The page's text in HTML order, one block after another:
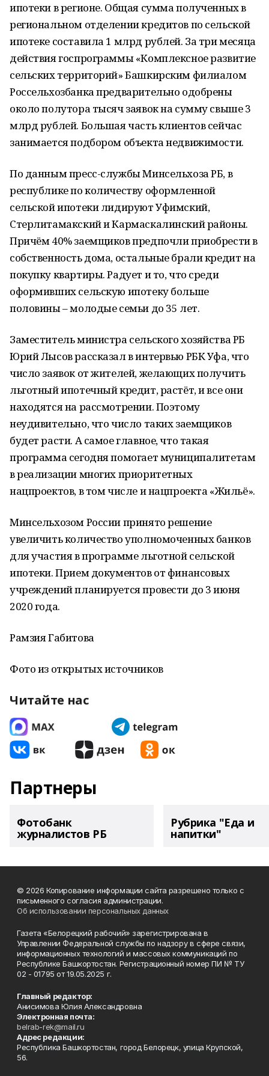
ипотеки в регионе. Общая сумма полученных в
региональном отделении кредитов по сельской
ипотеке составила 1 млрд рублей. За три месяца
действия госпрограммы «Комплексное развитие
сельских территорий» Башкирским филиалом
Россельхозбанка предварительно одобрены
около полутора тысяч заявок на сумму свыше 3
млрд рублей. Большая часть клиентов сейчас
занимается подбором объекта недвижимости.
По данным пресс-службы Минсельхоза РБ, в
республике по количеству оформленной
сельской ипотеки лидируют Уфимский,
Стерлитамакский и Кармаскалинский районы.
Причём 40% заемщиков предпочли приобрести в
собственность дома, остальные брали кредит на
покупку квартиры. Радует и то, что среди
оформивших сельскую ипотеку больше
половины – молодые семьи до 35 лет.
Заместитель министра сельского хозяйства РБ
Юрий Лысов рассказал в интервью РБК Уфа, что
число заявок от жителей, желающих получить
льготный ипотечный кредит, растёт, и все они
находятся на рассмотрении. Поэтому
неудивительно, что число таких заемщиков
будет расти. А самое главное, что такая
программа сегодня помогает муниципалитетам
в реализации многих приоритетных
нацпроектов, в том числе и нацпроекта «Жильё».
Минсельхозом России принято решение
увеличить количество уполномоченных банков
для участия в программе льготной сельской
ипотеки. Прием документов от финансовых
учреждений планируется провести до 3 июня
2020 года.
Рамзия Габитова
Фото из открытых источников
Читайте нас
Партнеры
Фотобанк
журналистов РБ
Рубрика "Еда и
напитки"
© 2026 Копирование информации сайта разрешено только с
письменного согласия администрации.
Об использовании персональных данных
Газета «Белорецкий рабочий» зарегистрирована в
Управлении Федеральной службы по надзору в сфере связи,
информационных технологий и массовых коммуникаций по
Республике Башкортостан. Регистрационный номер ПИ № ТУ
02 - 01795 от 19.05.2025 г.
Главный редактор:
Анисимова Юлия Александровна
Электронная почта:
belrab-rek@mail.ru
Адрес редакции:
Республика Башкортостан, город Белорецк, улица Крупской,
56.